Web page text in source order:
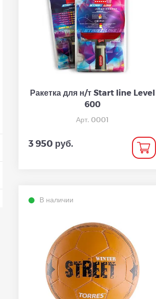
Ракетка для н/т Start line Level
600
Арт. 0001
3 950 руб.
В наличии